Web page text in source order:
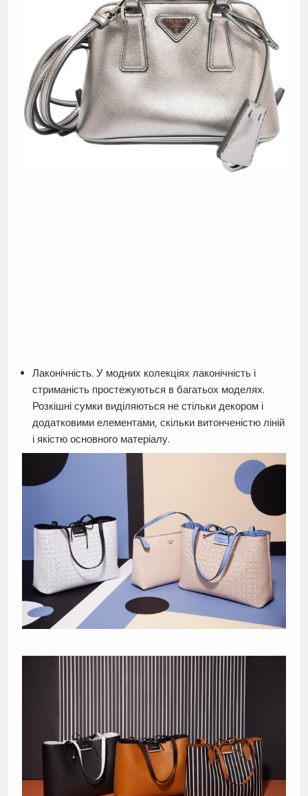
Лаконічність. У модних колекціях лаконічність і
стриманість простежуються в багатьох моделях.
Розкішні сумки виділяються не стільки декором і
додатковими елементами, скільки витонченістю ліній
і якістю основного матеріалу.